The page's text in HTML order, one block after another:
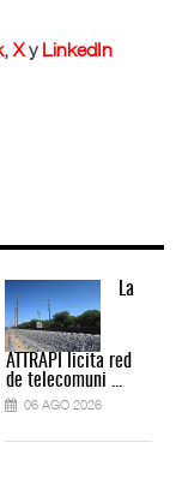
, Xy LinkedIn
La
ATTRAPI licita red
de telecomuni ...
06 AGO 2026